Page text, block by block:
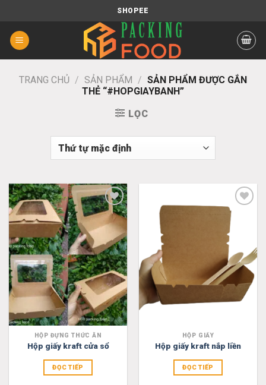
nội
dung
SHOPEE
TRANG CHỦ / SẢN PHẨM / SẢN PHẨM ĐƯỢC GẮN
THẺ “#HOPGIAYBANH”
LỌC
Add
to
wishlist
HỘP ĐỰNG THỨC ĂN
Hộp giấy kraft cửa sổ
ĐỌC TIẾP
wishlist
HỘP GIẤY
Hộp giấy kraft nắp liền
ĐỌC TIẾP